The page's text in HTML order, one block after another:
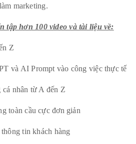
marketing.
tập hơn 100 video và tài liệu về:
Z
và AI Prompt vào công việc thực tế
nhân từ A đến Z
toàn cầu cực đơn giản
tin khách hàng